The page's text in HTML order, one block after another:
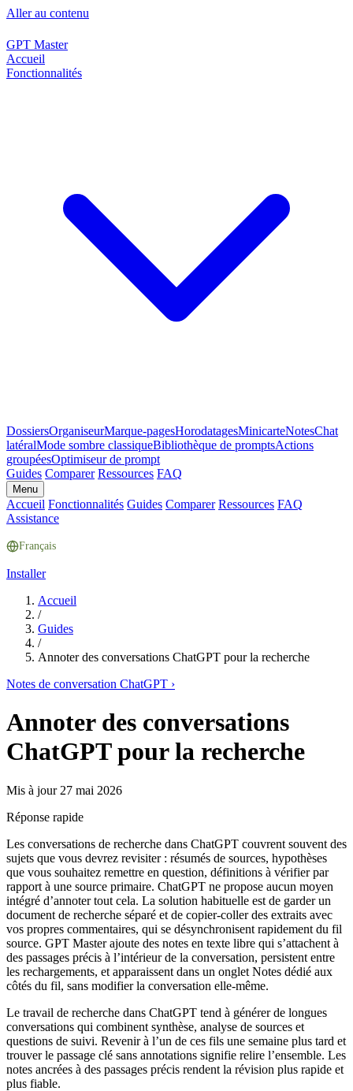
Aller au contenu
GPT Master
Accueil
Fonctionnalités
DossiersOrganiseurMarque-pagesHorodatagesMinicarteNotesChat
latéralMode sombre classiqueBibliothèque de promptsActions
groupéesOptimiseur de prompt
Guides Comparer Ressources FAQ
Menu
Accueil Fonctionnalités Guides Comparer Ressources FAQ
Assistance
Français
Installer
Accueil
/
Guides
/
Annoter des conversations ChatGPT pour la recherche
Notes de conversation ChatGPT ›
Annoter des conversations
ChatGPT pour la recherche
Mis à jour 27 mai 2026
Réponse rapide
Les conversations de recherche dans ChatGPT couvrent souvent des
sujets que vous devrez revisiter : résumés de sources, hypothèses
que vous souhaitez remettre en question, définitions à vérifier par
rapport à une source primaire. ChatGPT ne propose aucun moyen
intégré d’annoter tout cela. La solution habituelle est de garder un
document de recherche séparé et de copier-coller des extraits avec
vos propres commentaires, qui se désynchronisent rapidement du fil
source. GPT Master ajoute des notes en texte libre qui s’attachent à
des passages précis à l’intérieur de la conversation, persistent entre
les rechargements, et apparaissent dans un onglet Notes dédié aux
côtés du fil, sans modifier la conversation elle-même.
Le travail de recherche dans ChatGPT tend à générer de longues
conversations qui combinent synthèse, analyse de sources et
questions de suivi. Revenir à l’un de ces fils une semaine plus tard et
trouver le passage clé sans annotations signifie relire l’ensemble. Les
notes ancrées à des passages précis rendent la révision plus rapide et
plus fiable.